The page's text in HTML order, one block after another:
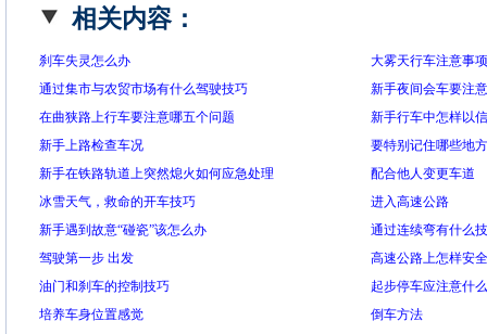
相关内容：
刹车失灵怎么办
大雾天行车注意事项
通过集市与农贸市场有什么驾驶技巧
新手夜间会车要注
在曲狭路上行车要注意哪五个问题
新手行车中怎样以
新手上路检查车况
要特别记住哪些地
新手在铁路轨道上突然熄火如何应急处理
配合他人变更车道
冰雪天气，救命的开车技巧
进入高速公路
新手遇到故意“碰瓷”该怎么办
通过连续弯有什么
驾驶第一步 出发
高速公路上怎样安
油门和刹车的控制技巧
起步停车应注意什么
培养车身位置感觉
倒车方法